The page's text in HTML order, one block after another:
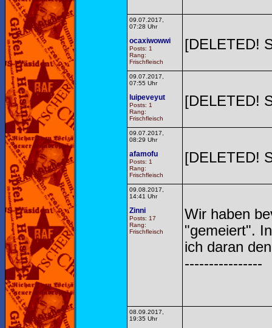
09.07.2017,
07:28 Uhr
ocaxiwowwi
Posts: 1
Rang:
Frischfleisch
[DELETED!
09.07.2017,
07:55 Uhr
luipeveyut
Posts: 1
Rang:
Frischfleisch
[DELETED!
09.07.2017,
08:29 Uhr
afamofu
Posts: 1
Rang:
Frischfleisch
[DELETED!
09.08.2017,
14:41 Uhr
Zinni
Posts: 17
Rang:
Frischfleisch
Wir haben
"gemeiert".
ich daran
----------------
08.09.2017,
19:35 Uhr